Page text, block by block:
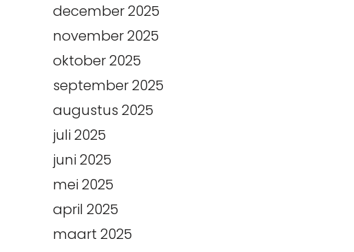
december 2025
november 2025
oktober 2025
september 2025
augustus 2025
juli 2025
juni 2025
mei 2025
april 2025
maart 2025